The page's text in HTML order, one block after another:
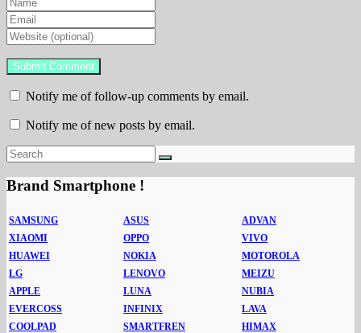
Notify me of follow-up comments by email.
Notify me of new posts by email.
Brand Smartphone !
SAMSUNG ASUS
ADVAN
XIAOMI
OPPO
VIVO
HUAWEI
NOKIA
MOTOROLA
LG
LENOVO
MEIZU
APPLE
LUNA
NUBIA
EVERCOSS
INFINIX
LAVA
COOLPAD
SMARTFREN
HIMAX